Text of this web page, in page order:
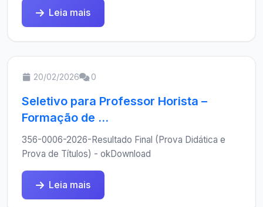
Leia mais
20/02/2026 0
Seletivo para Professor Horista –
Formação de ...
356-0006-2026-Resultado Final (Prova Didática e
Prova de Títulos) - okDownload
Leia mais